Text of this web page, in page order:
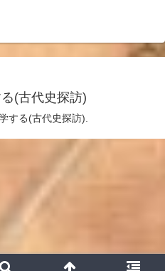
(古代史探訪)
する(古代史探訪).